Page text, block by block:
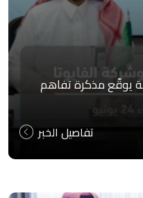
يوقّع مذكرة تفاهم
تفاصيل الخبر